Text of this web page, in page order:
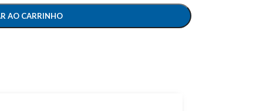
AO CARRINHO